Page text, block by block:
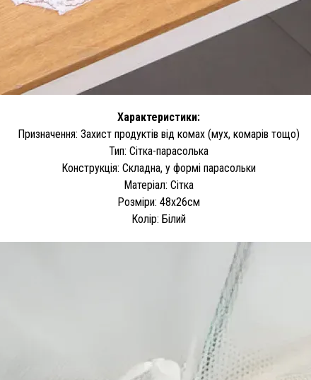
Характеристики:
Призначення: Захист продуктів від комах (мух, комарів тощо)
Тип: Сітка-парасолька
Конструкція: Складна, у формі парасольки
Матеріал: Сітка
Розміри: 48х26см
Колір: Білий